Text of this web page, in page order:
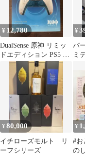
¥ 12,780
DualSense 原神 リミッ
ドエディション PS5 コ
ントローラー
¥
パ
ミ
¥80,000
イチローズモルト リ
ーフシリーズ
¥
#お
の